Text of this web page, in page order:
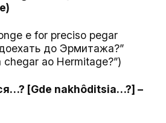
e for preciso pegar
до Эрмитажа?”
chegar ao Hermitage?”)
[Gde nakhôditsia…?] –